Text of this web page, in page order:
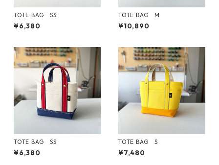
TOTE BAG SS
¥6,380
TOTE BAG M
¥10,890
TOTE BAG SS
¥6,380
TOTE BAG S
¥7,480